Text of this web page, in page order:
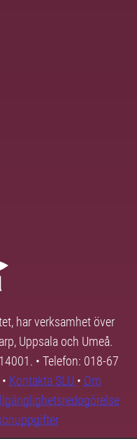
har verksamhet över
Uppsala och Umeå.
• Telefon: 018-67
Kontakta SLU • Om